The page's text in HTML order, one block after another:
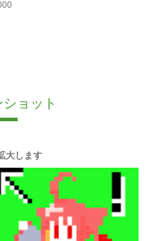
ョット
大します